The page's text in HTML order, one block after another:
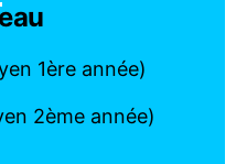
1ère année)
2ème année)